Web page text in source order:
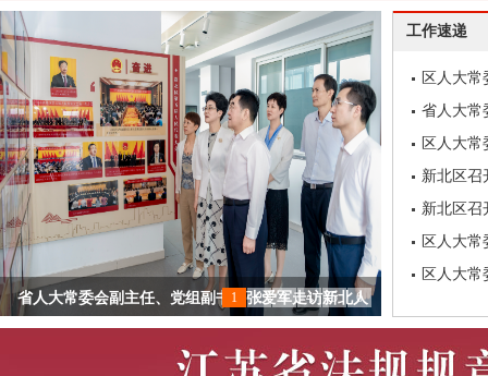
区人大常委会专题调研全区城乡环境大整治工作
1 2 3 4 5 6
工作速递
区人大
省人大常
区人大
新北区召
新北区召
区人大
区人大